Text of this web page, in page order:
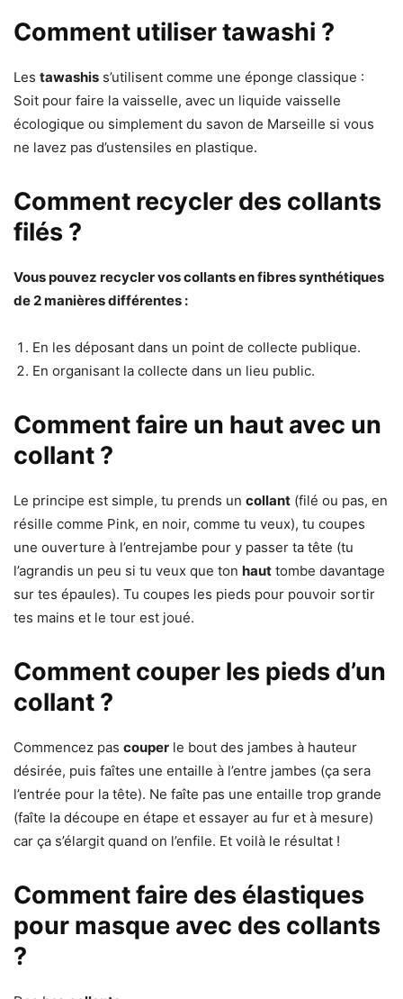
Comment utiliser tawashi ?
Les tawashis s’utilisent comme une éponge classique :
Soit pour faire la vaisselle, avec un liquide vaisselle
écologique ou simplement du savon de Marseille si vous
ne lavez pas d’ustensiles en plastique.
Comment recycler des collants
filés ?
Vous pouvez recyclervoscollantsen fibres synthétiques
de 2 manières différentes :
En les déposant dans un point de collecte publique.
En organisant la collecte dans un lieu public.
Comment faire un haut avec un
collant ?
Le principe est simple, tu prends un collant (filé ou pas, en
résille comme Pink, en noir, comme tu veux), tu coupes
une ouverture à l’entrejambe pour y passer ta tête (tu
l’agrandis un peu si tu veux que ton haut tombe davantage
sur tes épaules). Tu coupes les pieds pour pouvoir sortir
tes mains et le tour est joué.
Comment couper les pieds d’un
collant ?
Commencez pas couper le bout des jambes à hauteur
désirée, puis faîtes une entaille à l’entre jambes (ça sera
l’entrée pour la tête). Ne faîte pas une entaille trop grande
(faîte la découpe en étape et essayer au fur et à mesure)
car ça s’élargit quand on l’enfile. Et voilà le résultat !
Comment faire des élastiques
pour masque avec des collants
?